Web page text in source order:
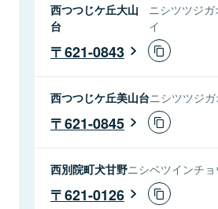
西つつじケ丘大山
台
ニシツツジ
イ
621-0843
西つつじケ丘美山台ニシツツジ
621-0845
西別院町犬甘野ニシベツインチ
621-0126